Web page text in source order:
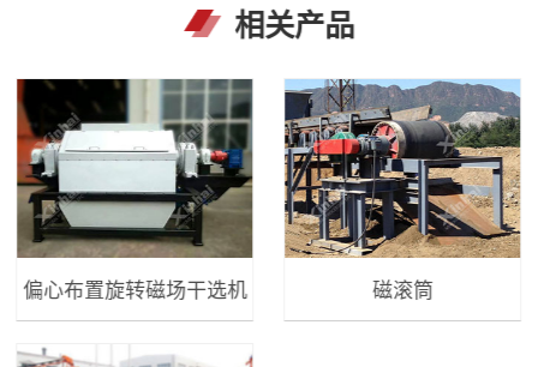
相关产品
偏心布置旋转磁场干选机 磁滚筒